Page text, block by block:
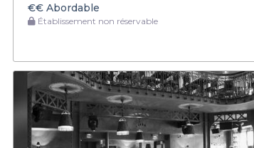
€€ Abordable
Établissement non réservable